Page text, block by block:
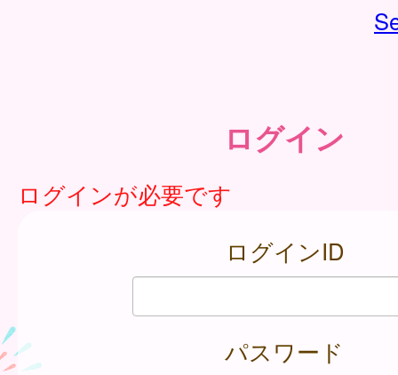
ログイン
ログインが必要です
ログインID
パスワード